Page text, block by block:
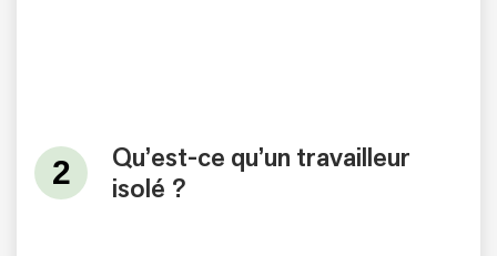
Qu’est-ce qu’un travailleur
isolé ?